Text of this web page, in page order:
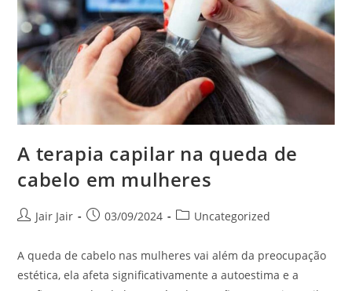
A terapia capilar na queda de
cabelo em mulheres
Jair Jair 03/09/2024 Uncategorized
A queda de cabelo nas mulheres vai além da preocupação
estética, ela afeta significativamente a autoestima e a